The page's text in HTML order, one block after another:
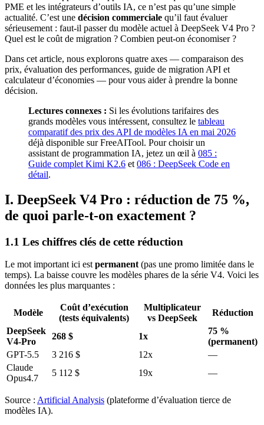
PME et les intégrateurs d’outils IA, ce n’est pas qu’une simple
actualité. C’est une décision commerciale qu’il faut évaluer
sérieusement : faut-il passer du modèle actuel à DeepSeek V4 Pro ?
Quel est le coût de migration ? Combien peut-on économiser ?
Dans cet article, nous explorons quatre axes — comparaison des
prix, évaluation des performances, guide de migration API et
calculateur d’économies — pour vous aider à prendre la bonne
décision.
Lectures connexes : Si les évolutions tarifaires des
grands modèles vous intéressent, consultez le tableau
comparatif des prix des API de modèles IA en mai 2026
déjà disponible sur FreeAITool. Pour choisir un
assistant de programmation IA, jetez un œil à 085 :
Guide complet Kimi K2.6 et 086 : DeepSeek Code en
détail.
I. DeepSeek V4 Pro : réduction de 75 %,
de quoi parle-t-on exactement ?
1.1 Les chiffres clés de cette réduction
Le mot important ici est permanent (pas une promo limitée dans le
temps). La baisse couvre les modèles phares de la série V4. Voici les
données les plus marquantes :
Modèle
Coût d’exécution
(tests équivalents)
Multiplicateur
vs DeepSeek
Réduction
DeepSeek
V4-Pro
268 $ 1x
75 %
(permanent)
GPT-5.5
3 216 $ 12x
—
Claude
Opus4.7
5 112 $ 19x —
Source : Artificial Analysis (plateforme d’évaluation tierce de
modèles IA).